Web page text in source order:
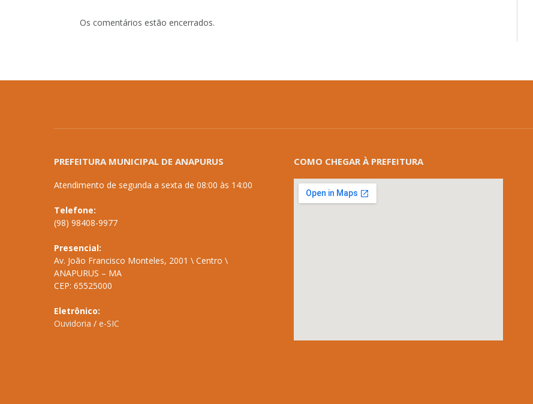
Os comentários estão encerrados.
PREFEITURA MUNICIPAL DE ANAPURUS
Atendimento de segunda a sexta de 08:00 às 14:00
Telefone:
(98) 98408-9977
Presencial:
Av. João Francisco Monteles, 2001 \ Centro \
ANAPURUS – MA
CEP: 65525000
Eletrônico:
Ouvidoria / e-SIC
COMO CHEGAR À PREFEITURA